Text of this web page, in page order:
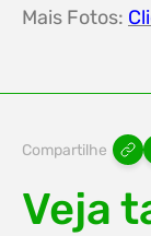
Mais Fotos:
Compartilhe
Veja